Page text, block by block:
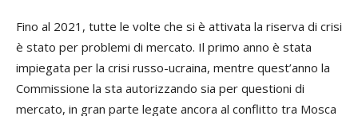
Fino al 2021, tutte le volte che si è attivata la riserva di crisi
è stato per problemi di mercato. Il primo anno è stata
impiegata per la crisi russo-ucraina, mentre quest’anno la
Commissione la sta autorizzando sia per questioni di
mercato, in gran parte legate ancora al conflitto tra Mosca